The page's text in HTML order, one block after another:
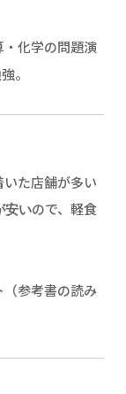
化学の問題演
。
た店舗が多い
安いので、軽食
参考書の読み